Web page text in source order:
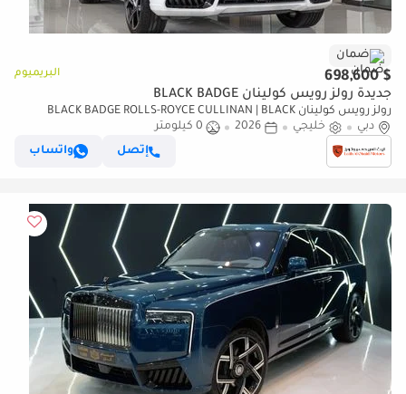
ضمان
$ 698,600 البريميوم
جديدة رولز رويس كولينان BLACK BADGE
رولز رويس كولينان BLACK BADGE ROLLS-ROYCE CULLINAN | BLACK
BADGE | FULL OPTIONS | BESPOKE SOUND SYSTEM | GCC SPECS | DEALER
دبي خليجي 2026
0 كيلومتر
إتصل
واتساب